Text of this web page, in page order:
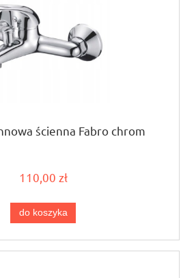
ścienna Fabro chrom
110,00 zł
do koszyka